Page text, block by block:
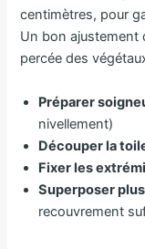
centimètres, pour
Un bon ajustement
percée des
Préparer
nivellement)
Découper la
Fixer les
Superposer
recouvrement